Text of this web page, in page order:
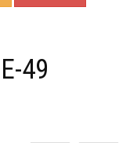
49